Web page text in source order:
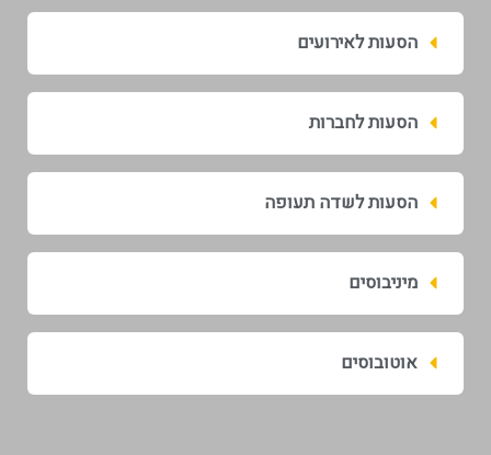
הסעות לאירועים
הסעות לחברות
הסעות לשדה תעופה
מיניבוסים
אוטובוסים